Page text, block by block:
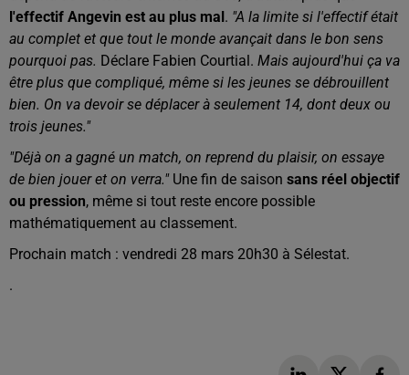
l'effectif Angevin est au plus mal. "A la limite si l'effectif était
au complet et que tout le monde avançait dans le bon sens
pourquoi pas. Déclare Fabien Courtial. Mais aujourd'hui ça va
être plus que compliqué, même si les jeunes se débrouillent
bien. On va devoir se déplacer à seulement 14, dont deux ou
trois jeunes."
"Déjà on a gagné un match, on reprend du plaisir, on essaye
de bien jouer et on verra." Une fin de saison sans réel objectif
ou pression, même si tout reste encore possible
mathématiquement au classement.
Prochain match : vendredi 28 mars 20h30 à Sélestat.
.